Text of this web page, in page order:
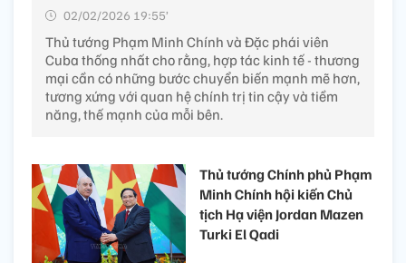
02/02/2026 19:55’
Thủ tướng Phạm Minh Chính và Đặc phái viên
Cuba thống nhất cho rằng, hợp tác kinh tế - thương
mại cần có những bước chuyển biến mạnh mẽ hơn,
tương xứng với quan hệ chính trị tin cậy và tiềm
năng, thế mạnh của mỗi bên.
Thủ tướng Chính phủ Phạm
Minh Chính hội kiến Chủ
tịch Hạ viện Jordan Mazen
Turki El Qadi